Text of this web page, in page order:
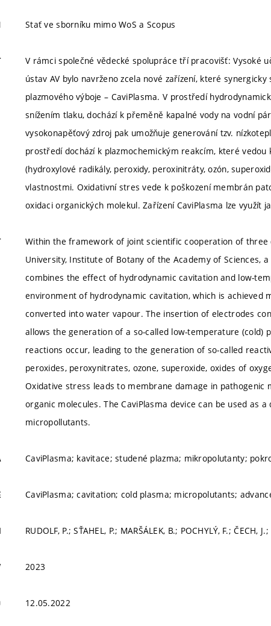
Stať ve sborníku mimo WoS a Scopus
V rámci společné vědecké spolupráce tří pracovišť: Vysoké
ústav AV bylo navrženo zcela nové zařízení, které
plazmového výboje – CaviPlasma. V prostředí
snížením tlaku, dochází k přeměně kapalné vody na vodní
vysokonapěťový zdroj pak umožňuje generování tzv.
prostředí dochází k plazmochemickým reakcím, které
(hydroxylové radikály, peroxidy, peroxinitráty, ozón,
vlastnostmi. Oxidativní stres vede k poškození membrán
oxidaci organických molekul. Zařízení CaviPlasma lze
Within the framework of joint scientific cooperation of
University, Institute of Botany of the Academy of Sciences,
combines the effect of hydrodynamic cavitation and low-
environment of hydrodynamic cavitation, which is achieved
converted into water vapour. The insertion of electrodes
allows the generation of a so-called low-temperature (cold)
reactions occur, leading to the generation of so-called
peroxides, peroxynitrates, ozone, superoxide, oxides of
Oxidative stress leads to membrane damage in
organic molecules. The CaviPlasma device can be used as
micropollutants.
CaviPlasma; kavitace; studené plazma; mikropolutanty;
CaviPlasma; cavitation; cold plasma; micropolutants;
RUDOLF, P.; SŤAHEL, P.; MARŠÁLEK, B.; POCHYLÝ, F.; ČECH,
2023
12.05.2022